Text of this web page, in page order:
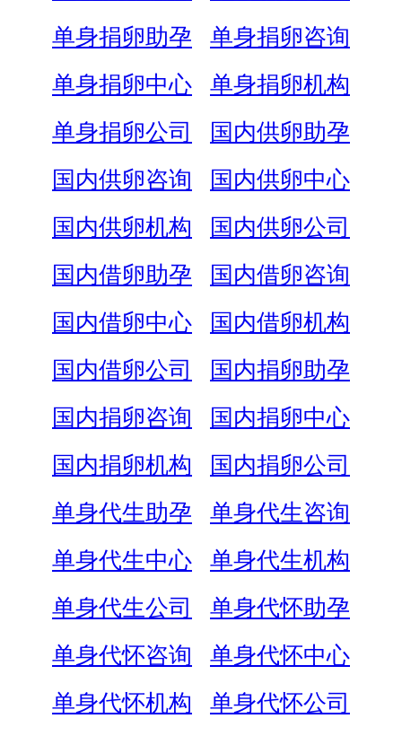
单身捐卵助孕
单身捐卵咨询
单身捐卵中心
单身捐卵机构
单身捐卵公司
国内供卵助孕
国内供卵咨询
国内供卵中心
国内供卵机构
国内供卵公司
国内借卵助孕
国内借卵咨询
国内借卵中心
国内借卵机构
国内借卵公司
国内捐卵助孕
国内捐卵咨询
国内捐卵中心
国内捐卵机构
国内捐卵公司
单身代生助孕
单身代生咨询
单身代生中心
单身代生机构
单身代生公司
单身代怀助孕
单身代怀咨询
单身代怀中心
单身代怀机构
单身代怀公司